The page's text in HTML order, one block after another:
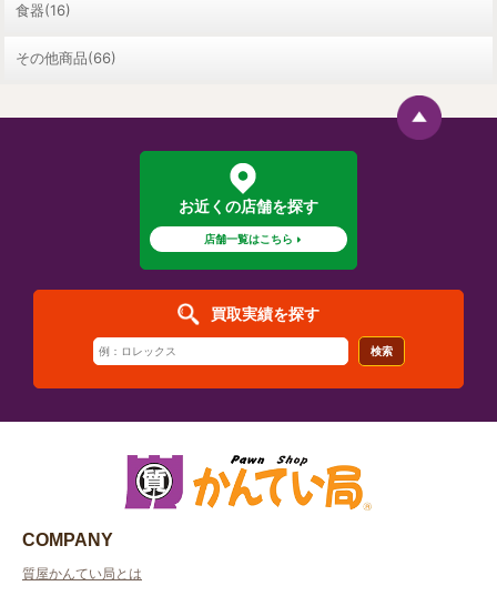
食器(16)
その他商品(66)
お近くの店舗を探す
店舗一覧はこちら
買取実績を探す
検索
COMPANY
質屋かんてい局とは